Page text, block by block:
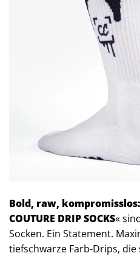
Bold, raw, kompromisslos:
COUTURE DRIP SOCKS«
Socken. Ein Statement.
tiefschwarze Farb-Drips,